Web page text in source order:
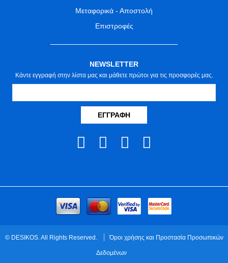
Μεταφορικά - Αποστολή
Επιστροφές
NEWSLETTER
Κάντε εγγραφή στην λίστα μας και μάθετε πρώτοι για τις προσφορές μας.
ΕΓΓΡΑΦΉ
© DESIKOS. All Rights Reserved.
Όροι χρήσης και Προστασία Προσωπικών
Δεδομένων